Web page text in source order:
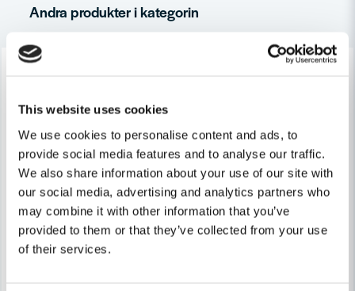
This website uses cookies
We use cookies to personalise content and ads, to
provide social media features and to analyse our traffic.
We also share information about your use of our site with
our social media, advertising and analytics partners who
may combine it with other information that you’ve
provided to them or that they’ve collected from your use
of their services.
Skicka fråga
Andra produkter i kategorin
STIHL
Stihl Trimmertråd 4,0mmx0,22m 48st/Frp
178 kr
153 kr
Leveranstid ifrån leverantör ca
-14%
STIHL
Stihl Trimmertråd